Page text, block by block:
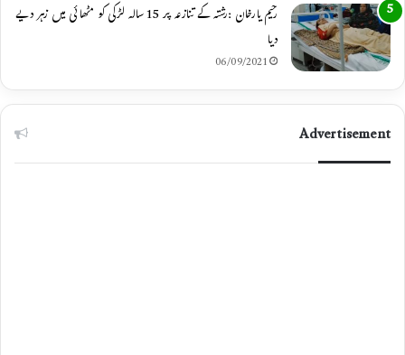
رحیم یارخان :رشتہ کے تنازعہ پر 15 سالہ لڑکی کو مٹھائی میں زہر دیے
دیا
06/09/2021
Advertisement